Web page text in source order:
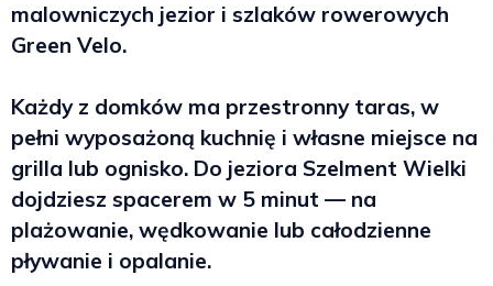
malowniczych jezior i szlaków rowerowych
Green Velo.
Każdy z domków ma przestronny taras, w
pełni wyposażoną kuchnię i własne miejsce na
grilla lub ognisko. Do jeziora Szelment Wielki
dojdziesz spacerem w 5 minut — na
plażowanie, wędkowanie lub całodzienne
pływanie i opalanie.